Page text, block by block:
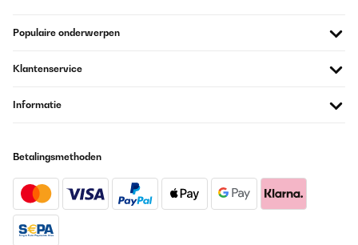
Populaire onderwerpen
Klantenservice
Informatie
Betalingsmethoden